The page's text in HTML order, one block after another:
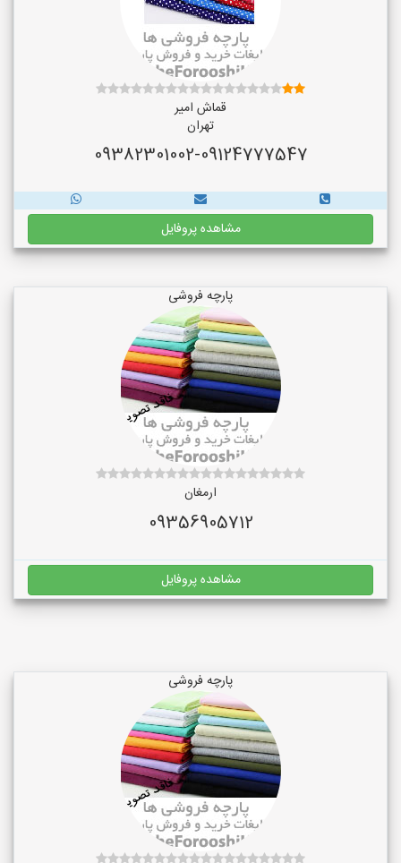
قماش امیر
تهران
09382301002-09124777547
مشاهده پروفایل
پارچه فروشی
ارمغان
09356905712
مشاهده پروفایل
پارچه فروشی